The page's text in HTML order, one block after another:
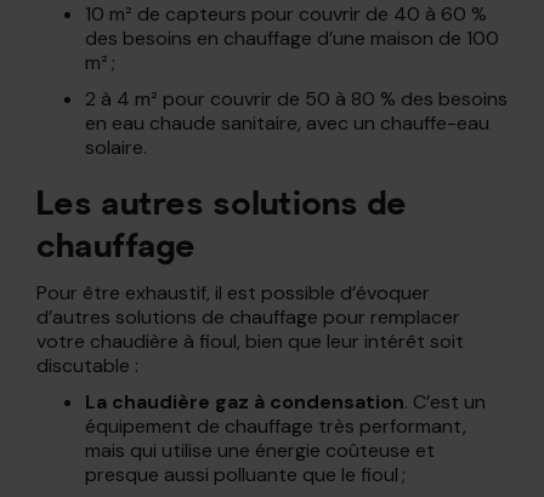
10 m² de capteurs pour couvrir de 40 à 60 %
des besoins en chauffage d’une maison de 100
m² ;
2 à 4 m² pour couvrir de 50 à 80 % des besoins
en eau chaude sanitaire, avec un chauffe-eau
solaire.
Les autres solutions de
chauffage
Pour être exhaustif, il est possible d’évoquer
d’autres solutions de chauffage pour remplacer
votre chaudière à fioul, bien que leur intérêt soit
discutable :
La chaudière gaz à condensation. C’est un
équipement de chauffage très performant,
mais qui utilise une énergie coûteuse et
presque aussi polluante que le fioul ;